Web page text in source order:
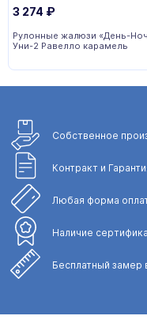
3 274 ₽
Рулонные жалюзи «День-
Уни-2 Равелло карамель
Собственное
Контракт и
Любая форма
Наличие
Бесплатный замер